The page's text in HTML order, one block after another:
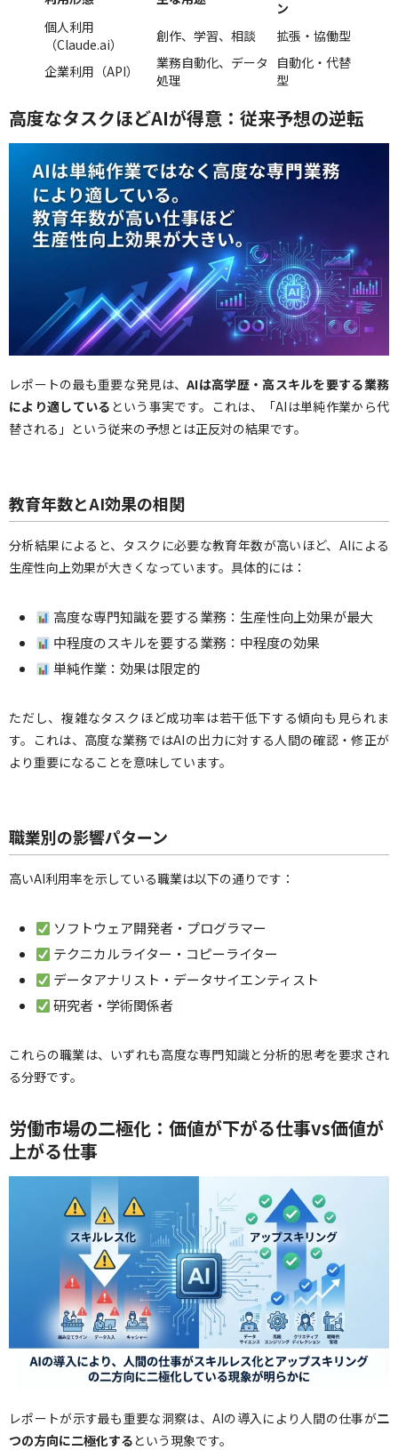
ン
個人利用
（Claude.ai）
創作、学習、相談
拡張・協働型
企業利用（API）
業務自動化、データ
処理
自動化・代替
型
高度なタスクほどAIが得意：従来予想の逆転
レポートの最も重要な発見は、AIは高学歴・高スキルを要する業務
により適している という事実です。これは、「AIは単純作業から代
替される」という従来の予想とは正反対の結果です。
教育年数とAI効果の相関
分析結果によると、タスクに必要な教育年数が高いほど、AIによる
生産性向上効果が大きくなっています。具体的には：
高度な専門知識を要する業務：生産性向上効果が最大
中程度のスキルを要する業務：中程度の効果
単純作業：効果は限定的
ただし、複雑なタスクほど成功率は若干低下する傾向も見られま
す。これは、高度な業務ではAIの出力に対する人間の確認・修正が
より重要になることを意味しています。
職業別の影響パターン
高いAI利用率を示している職業は以下の通りです：
ソフトウェア開発者・プログラマー
テクニカルライター・コピーライター
データアナリスト・データサイエンティスト
研究者・学術関係者
これらの職業は、いずれも高度な専門知識と分析的思考を要求され
る分野です。
労働市場の二極化：価値が下がる仕事vs価値が
上がる仕事
レポートが示す最も重要な洞察は、AIの導入により人間の仕事が二
つの方向に二極化するという現象です。